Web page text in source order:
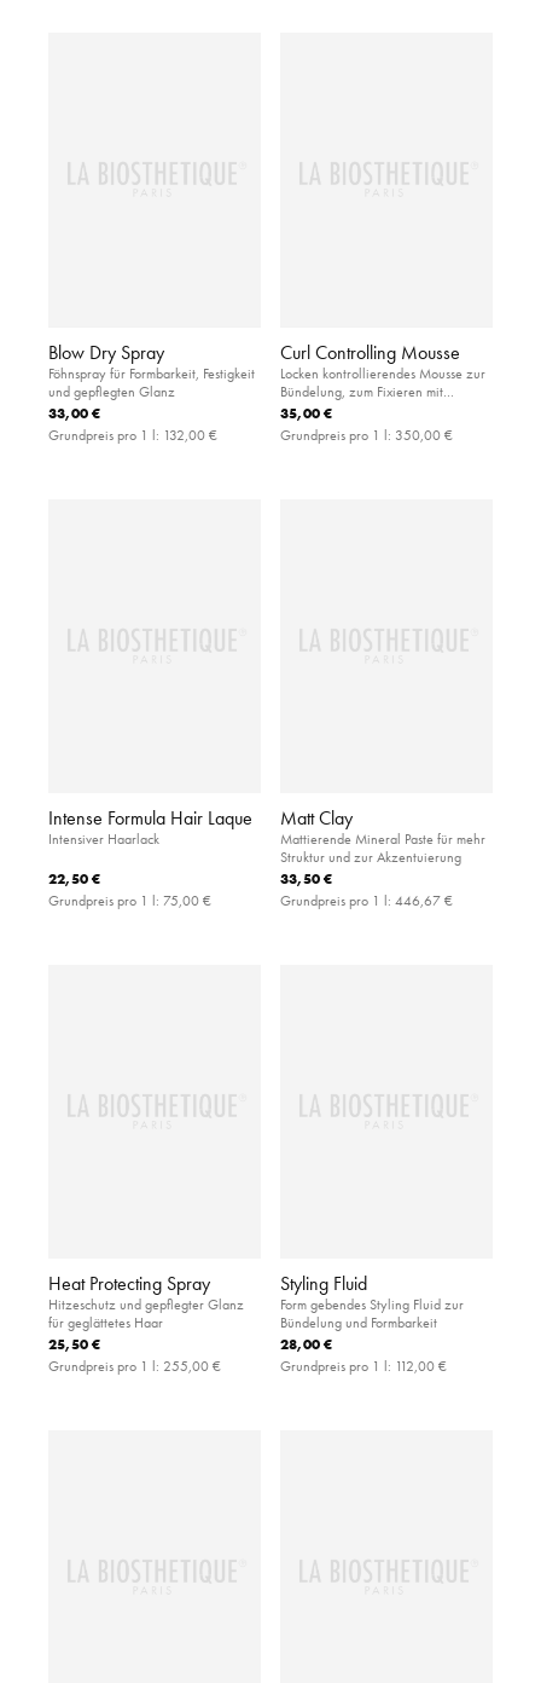
Blow Dry Spray
Föhnspray für Formbarkeit, Festigkeit
und gepflegten Glanz
33,00 €
Grundpreis pro 1 l: 132,00 €
Curl Controlling Mousse
Locken kontrollierendes Mousse zur
Bündelung, zum Fixieren mit
leichtem Halt und UV-Filter
35,00 €
Grundpreis pro 1 l: 350,00 €
Intense Formula Hair Laque
Intensiver Haarlack
22,50 €
Grundpreis pro 1 l: 75,00 €
Matt Clay
Mattierende Mineral Paste für mehr
Struktur und zur Akzentuierung
33,50 €
Grundpreis pro 1 l: 446,67 €
Heat Protecting Spray
Hitzeschutz und gepflegter Glanz
für geglättetes Haar
25,50 €
Grundpreis pro 1 l: 255,00 €
Styling Fluid
Form gebendes Styling Fluid zur
Bündelung und Formbarkeit
28,00 €
Grundpreis pro 1 l: 112,00 €